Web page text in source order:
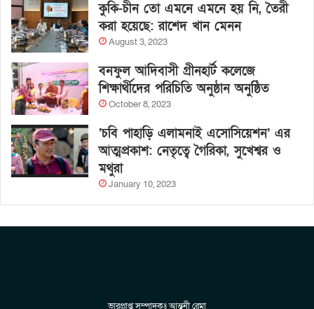
কুকি-চীন তো এমনে এমনে হয় নি, তৈরী
করা হয়েছে: রাশেদ খান মেনন
August 3, 2023
বনফুল আদিবাসী গ্রীনহার্ট কলেজে
শিক্ষার্থীদের পরিচিতি অনুষ্ঠান অনুষ্ঠিত
October 8, 2023
‘চবি পাহাড়ি এলামনাই এসোসিয়েশন’ এর
আত্মপ্রকাশ: নেতৃত্বে গৈরিকা, সুখেশ্বর ও
মথুরা
January 10, 2023
ভারপ্রাপ্ত সম্পাদকঃ আন্তনী রেমা